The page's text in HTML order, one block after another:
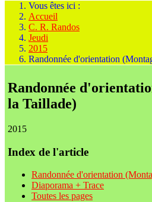
Vous êtes ici :
Accueil
C. R. Randos
Jeudi
2015
Randonnée d'orientation
Randonnée
la Taillade)
2015
Index de l'article
Randonnée d'orientation
Diaporama + Trace
Toutes les pages